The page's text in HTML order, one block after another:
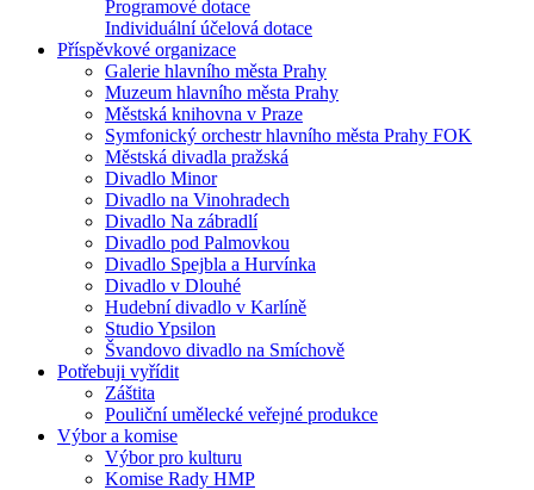
Programové dotace
Individuální účelová dotace
Příspěvkové organizace
Galerie hlavního města Prahy
Muzeum hlavního města Prahy
Městská knihovna v Praze
Symfonický orchestr hlavního města Prahy FOK
Městská divadla pražská
Divadlo Minor
Divadlo na Vinohradech
Divadlo Na zábradlí
Divadlo pod Palmovkou
Divadlo Spejbla a Hurvínka
Divadlo v Dlouhé
Hudební divadlo v Karlíně
Studio Ypsilon
Švandovo divadlo na Smíchově
Potřebuji vyřídit
Záštita
Pouliční umělecké veřejné produkce
Výbor a komise
Výbor pro kulturu
Komise Rady HMP